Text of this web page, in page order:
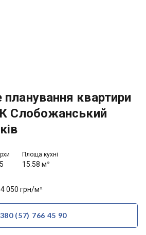
квартири
Слобожанський
Площа кухні
15.58 м²
050 грн/м²
(57) 766 45 90